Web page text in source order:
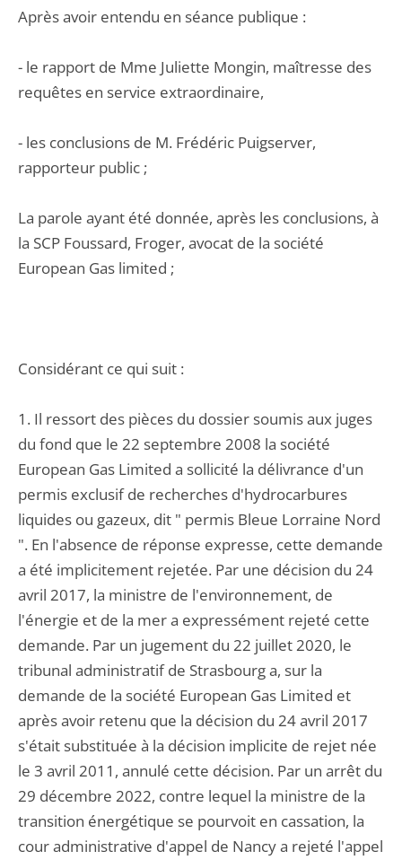
Après avoir entendu en séance publique :
- le rapport de Mme Juliette Mongin, maîtresse des
requêtes en service extraordinaire,
- les conclusions de M. Frédéric Puigserver,
rapporteur public ;
La parole ayant été donnée, après les conclusions, à
la SCP Foussard, Froger, avocat de la société
European Gas limited ;
Considérant ce qui suit :
1. Il ressort des pièces du dossier soumis aux juges
du fond que le 22 septembre 2008 la société
European Gas Limited a sollicité la délivrance d'un
permis exclusif de recherches d'hydrocarbures
liquides ou gazeux, dit " permis Bleue Lorraine Nord
". En l'absence de réponse expresse, cette demande
a été implicitement rejetée. Par une décision du 24
avril 2017, la ministre de l'environnement, de
l'énergie et de la mer a expressément rejeté cette
demande. Par un jugement du 22 juillet 2020, le
tribunal administratif de Strasbourg a, sur la
demande de la société European Gas Limited et
après avoir retenu que la décision du 24 avril 2017
s'était substituée à la décision implicite de rejet née
le 3 avril 2011, annulé cette décision. Par un arrêt du
29 décembre 2022, contre lequel la ministre de la
transition énergétique se pourvoit en cassation, la
cour administrative d'appel de Nancy a rejeté l'appel